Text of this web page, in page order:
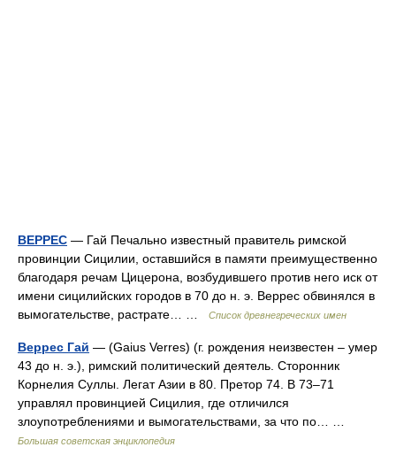
ВЕРРЕС — Гай Печально известный правитель римской
провинции Сицилии, оставшийся в памяти преимущественно
благодаря речам Цицерона, возбудившего против него иск от
имени сицилийских городов в 70 до н. э. Веррес обвинялся в
вымогательстве, растрате… …
Список древнегреческих имен
Веррес Гай — (Gaius Verres) (г. рождения неизвестен ‒ умер
43 до н. э.), римский политический деятель. Сторонник
Корнелия Суллы. Легат Азии в 80. Претор 74. В 73‒71
управлял провинцией Сицилия, где отличился
злоупотреблениями и вымогательствами, за что по… …
Большая советская энциклопедия